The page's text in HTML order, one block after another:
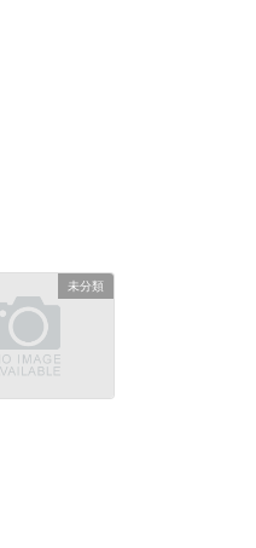
未分類